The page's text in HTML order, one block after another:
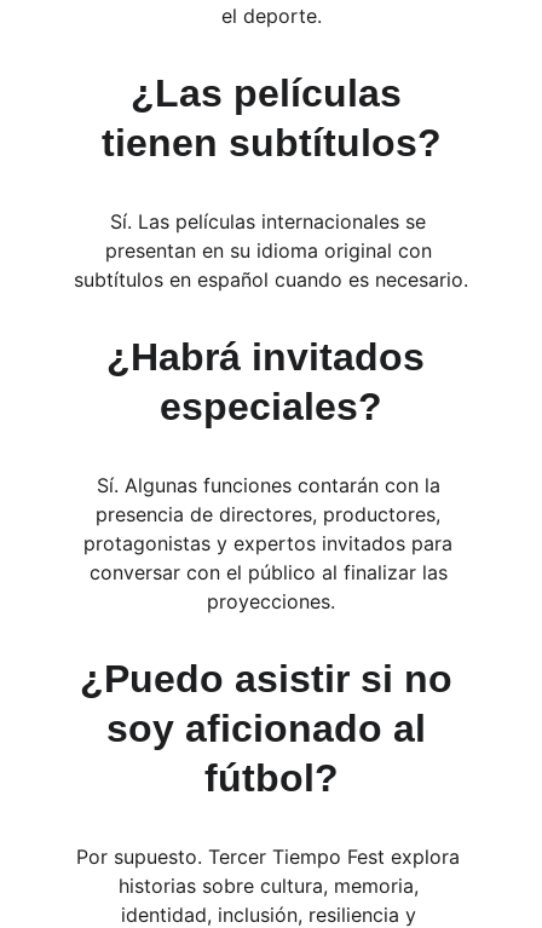
el deporte.
¿Las películas
tienen subtítulos?
Sí. Las películas internacionales se
presentan en su idioma original con
subtítulos en español cuando es necesario.
¿Habrá invitados
especiales?
Sí. Algunas funciones contarán con la
presencia de directores, productores,
protagonistas y expertos invitados para
conversar con el público al finalizar las
proyecciones.
¿Puedo asistir si no
soy aficionado al
fútbol?
Por supuesto. Tercer Tiempo Fest explora
historias sobre cultura, memoria,
identidad, inclusión, resiliencia y